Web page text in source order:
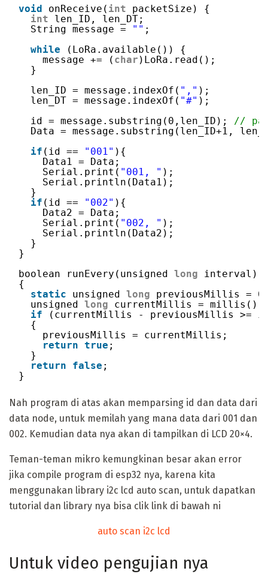
void
onReceive( int
packetSize) {
int
len_ID, len_DT;
String message =
"" ;
while
(LoRa.available()) {
message += ( char )LoRa.read();
}
len_ID = message.indexOf( "," );
len_DT = message.indexOf( "#" );
id = message.substring(0,len_ID);
//
Data = message.substring(len_ID+1,
if (id == "001" ){
Data1 = Data;
Serial.print( "001, " );
Serial.println(Data1);
}
if (id == "002" ){
Data2 = Data;
Serial.print( "002, " );
Serial.println(Data2);
}
}
boolean runEvery(unsigned long
interval)
{
static
unsigned long
previousMillis =
unsigned long
currentMillis = millis();
if
(currentMillis - previousMillis >=
{
previousMillis = currentMillis;
return true ;
}
return
false ;
}
Nah program di atas akan memparsing id dan data dari
data node, untuk memilah yang mana data dari 001 dan
002. Kemudian data nya akan di tampilkan di LCD 20×4.
Teman-teman mikro kemungkinan besar akan error
jika compile program di esp32 nya, karena kita
menggunakan library i2c lcd auto scan, untuk dapatkan
tutorial dan library nya bisa clik link di bawah ni
auto scan i2c lcd
Untuk video pengujian nya